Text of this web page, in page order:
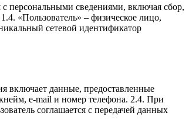
персональными сведениями, включая сбор,
«Пользователь» – физическое лицо,
сетевой идентификатор
включает данные, предоставленные
e-mail и номер телефона. 2.4. При
соглашается с передачей данных